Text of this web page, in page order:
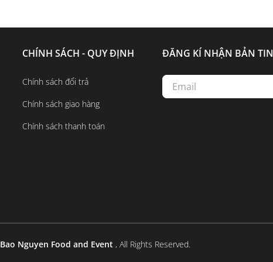
CHÍNH SÁCH - QUY ĐỊNH
Chính sách đổi trả
Chính sách giao hàng
Chính sách thanh toán
ĐĂNG KÍ NHẬN BẢN TIN
Bao Nguyen Food and Event , All Rights Reserved.